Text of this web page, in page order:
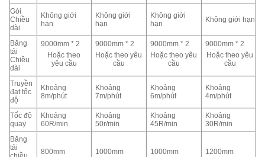
Gói
Chiều
dài
Không giới
hạn
Không giới
hạn
Không giới
hạn
Không giới hạn
Băng
tải
Chiều
dài
9000mm * 2
Hoặc theo
yêu cầu
9000mm * 2
Hoặc theo yêu
cầu
9000mm * 2
Hoặc theo yêu
cầu
9000mm * 2
Hoặc theo yêu
cầu
Truyền
đạt tốc
độ
Khoảng
8m/phút
Khoảng
7m/phút
Khoảng
6m/phút
Khoảng
4m/phút
Tốc độ
quay
Khoảng
60R/min
Khoảng
50r/min
Khoảng
45R/min
Khoảng
30R/min
Băng
tải
800mm 1000mm 1000mm 1200mm